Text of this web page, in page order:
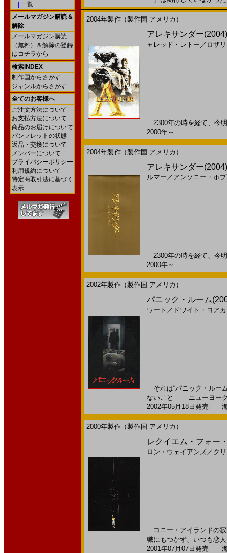
一覧
メールマガジン購読＆
解除
メールマガジン購読
（無料）＆解除の登録
はコチラから
検索INDEX
制作国からさがす
ジャンルからさがす
全てのお客様へ
ご注文方法について
お支払方法について
商品のお届けについて
パンフレットの状態
返品・交換について
メンバーについて
プライバシーポリシー
利用規約について
特定商取引法に基づく
表示
2004年製作（製作国 アメリカ）
アレキサンダー
ャレッド・レトー ／ ロザ
2300年の時を経て、今
2000年～
2004年製作（製作国 アメリカ）
アレキサンダー
ルマー ／ アンソニー・ホ
2300年の時を経て、今
2000年～
2002年製作（製作国 アメリカ）
パニック・ルーム
ワート ／ ドワイト・ヨア
それは“パニック・ルー
ないこと―― ニューヨー
2002年05月18日発売 海
2000年製作（製作国 アメリカ）
レクイエム・フォー
ロン・ウェイアンズ／ ク
コニー・アイランドの寂
職にもつかず、いつも恋
2001年07月07日発売 海